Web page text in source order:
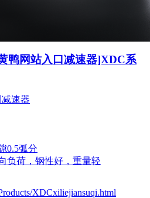
鸭网站入口减速器]XDC系
速器
0.5弧分
负荷，钢性好，重量轻
XDCxiliejiansuqi.html